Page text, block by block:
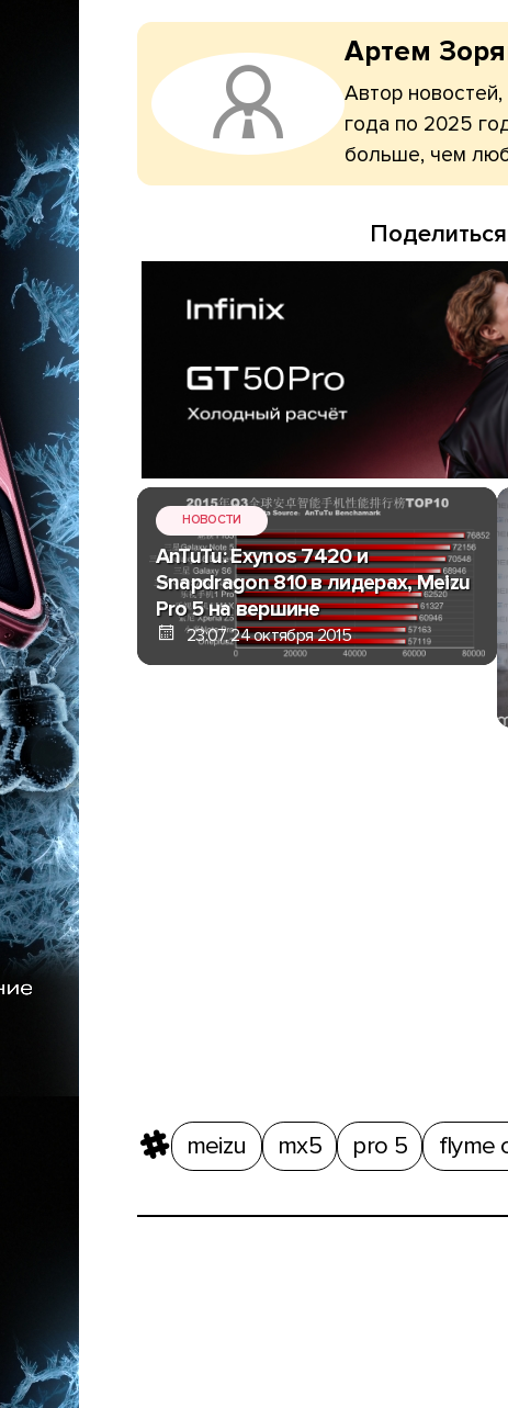
Артем
Автор
года по 2025
больше, чем
НОВОСТИ
AnTuTu: Exynos 7420 и
Snapdragon 810 в лидерах, Meizu
Pro 5 на вершине
23:07, 24 октября 2015
meizu mx5 pro 5 flyme